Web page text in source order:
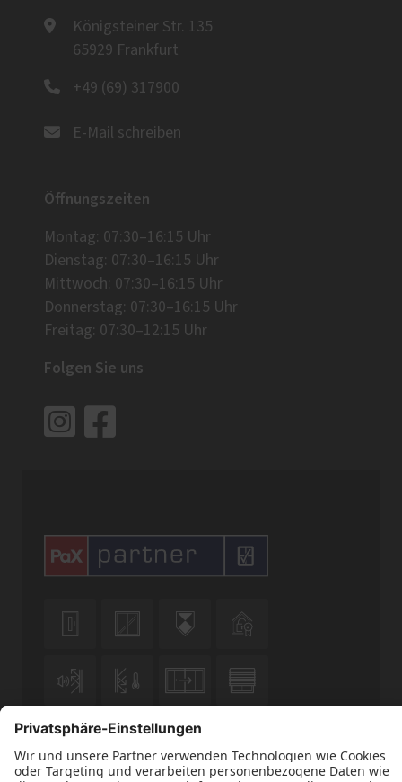
Königsteiner Str. 135
65929 Frankfurt
+49 (69) 317900
E-Mail schreiben
Öffnungszeiten
Montag: 07:30–16:15 Uhr
Dienstag: 07:30–16:15 Uhr
Mittwoch: 07:30–16:15 Uhr
Donnerstag: 07:30–16:15 Uhr
Freitag: 07:30–12:15 Uhr
Folgen Sie uns
  
   
  